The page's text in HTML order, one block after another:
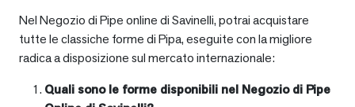
Nel Negozio di Pipe online di Savinelli, potrai acquistare
tutte le classiche forme di Pipa, eseguite con la migliore
radica a disposizione sul mercato internazionale:
Quali sono le forme disponibili nel Negozio di Pipe